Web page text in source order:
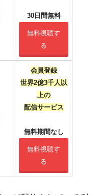
30日間無料
無料視聴す
る
会員登録
世界2億3千人以
上の
配信サービス
無料期間なし
無料視聴す
る